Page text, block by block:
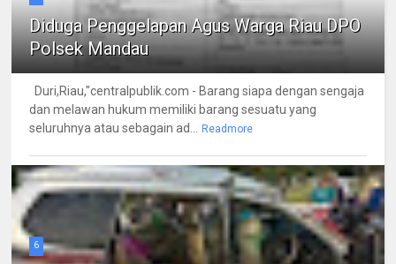
Diduga Penggelapan Agus Warga Riau DPO
Polsek Mandau
Duri,Riau,"centralpublik.com - Barang siapa dengan sengaja
dan melawan hukum memiliki barang sesuatu yang
seluruhnya atau sebagain ad...
Readmore
6